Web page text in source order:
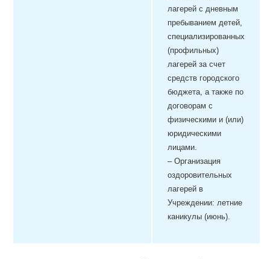
лагерей с дневным
пребыванием детей,
специализированных
(профильных)
лагерей за счет
средств городского
бюджета, а также по
договорам с
физическими и (или)
юридическими
лицами.
–Организация
оздоровительных
лагерей в
Учреждении: летние
каникулы (июнь).